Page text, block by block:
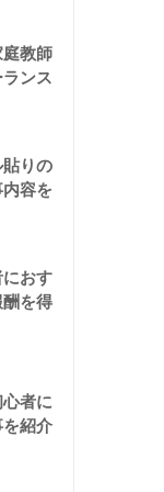
庭教師
ンス
貼りの
容を
おす
を得
者に
紹介